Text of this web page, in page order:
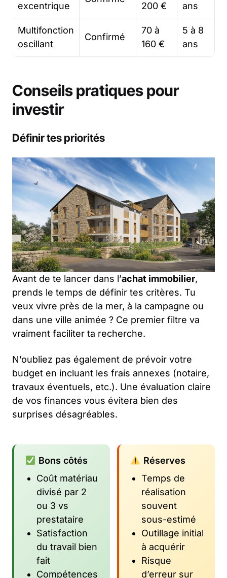
excentrique
200 €
ans
Multifonction
oscillant
Confirmé
70 à
160 €
5 à 8
ans
Conseils pratiques pour
investir
Définir tes priorités
Avant de te lancer dans l’achat immobilier,
prends le temps de définir tes critères. Tu
veux vivre près de la mer, à la campagne ou
dans une ville animée ? Ce premier filtre va
vraiment faciliter ta recherche.
N’oubliez pas également de prévoir votre
budget en incluant les frais annexes (notaire,
travaux éventuels, etc.). Une évaluation claire
de vos finances vous évitera bien des
surprises désagréables.
Bons côtés
Coût matériau
divisé par 2
ou 3 vs
prestataire
Satisfaction
du travail bien
fait
Compétences
Réserves
Temps de
réalisation
souvent
sous-estimé
Outillage initial
à acquérir
Risque
d’erreur sur